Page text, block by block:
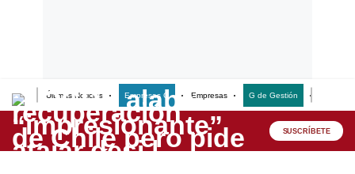
Últimas Noticias Empresas G Empresas G de Gestión
Lo último
Peru Quiosco SUSCRÍBETE